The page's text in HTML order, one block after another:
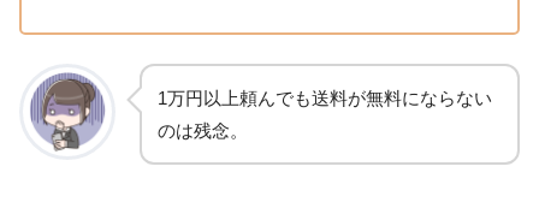
1万円以上頼んでも送料が無料にならない
のは残念。